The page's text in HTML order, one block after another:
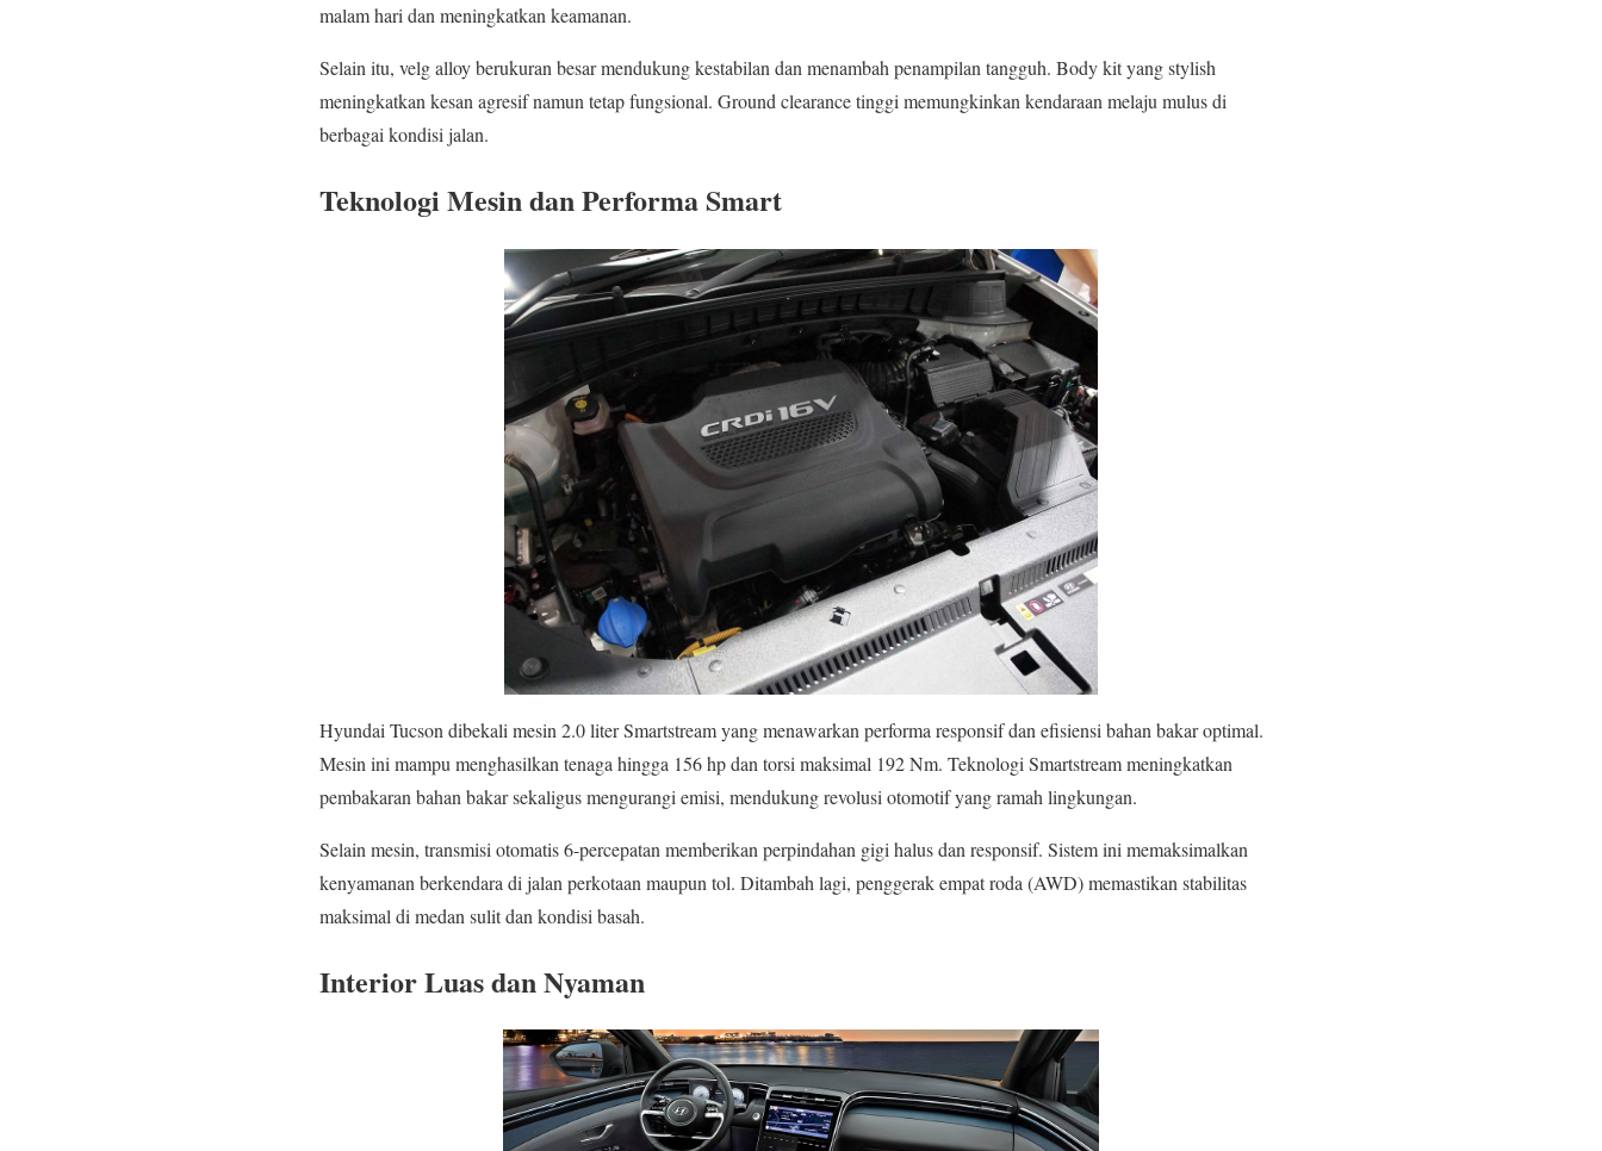
malam hari dan meningkatkan keamanan.
Selain itu, velg alloy berukuran besar mendukung kestabilan dan menambah penampilan tangguh. Body kit yang stylish
meningkatkan kesan agresif namun tetap fungsional. Ground clearance tinggi memungkinkan kendaraan melaju mulus di
berbagai kondisi jalan.
Teknologi Mesin dan Performa Smart
Hyundai Tucson dibekali mesin 2.0 liter Smartstream yang menawarkan performa responsif dan efisiensi bahan bakar optimal.
Mesin ini mampu menghasilkan tenaga hingga 156 hp dan torsi maksimal 192 Nm. Teknologi Smartstream meningkatkan
pembakaran bahan bakar sekaligus mengurangi emisi, mendukung revolusi otomotif yang ramah lingkungan.
Selain mesin, transmisi otomatis 6-percepatan memberikan perpindahan gigi halus dan responsif. Sistem ini memaksimalkan
kenyamanan berkendara di jalan perkotaan maupun tol. Ditambah lagi, penggerak empat roda (AWD) memastikan stabilitas
maksimal di medan sulit dan kondisi basah.
Interior Luas dan Nyaman